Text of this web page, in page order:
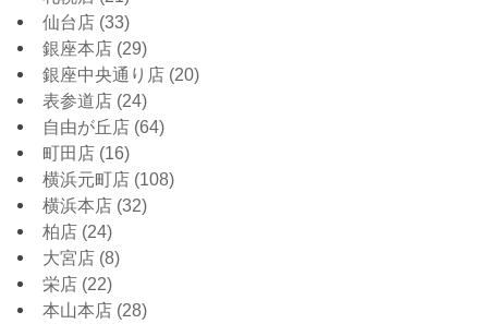
仙台店 (33)
銀座本店 (29)
銀座中央通り店 (20)
表参道店 (24)
自由が丘店 (64)
町田店 (16)
横浜元町店 (108)
横浜本店 (32)
柏店 (24)
大宮店 (8)
栄店 (22)
本山本店 (28)